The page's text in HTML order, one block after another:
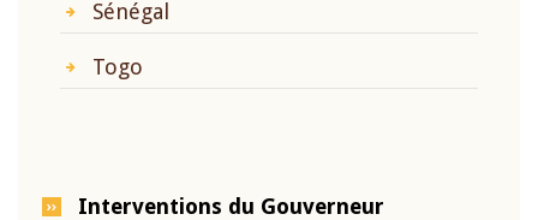
Sénégal
Togo
Interventions du Gouverneur